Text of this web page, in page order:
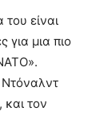
είναι
για μια πιο
και τον